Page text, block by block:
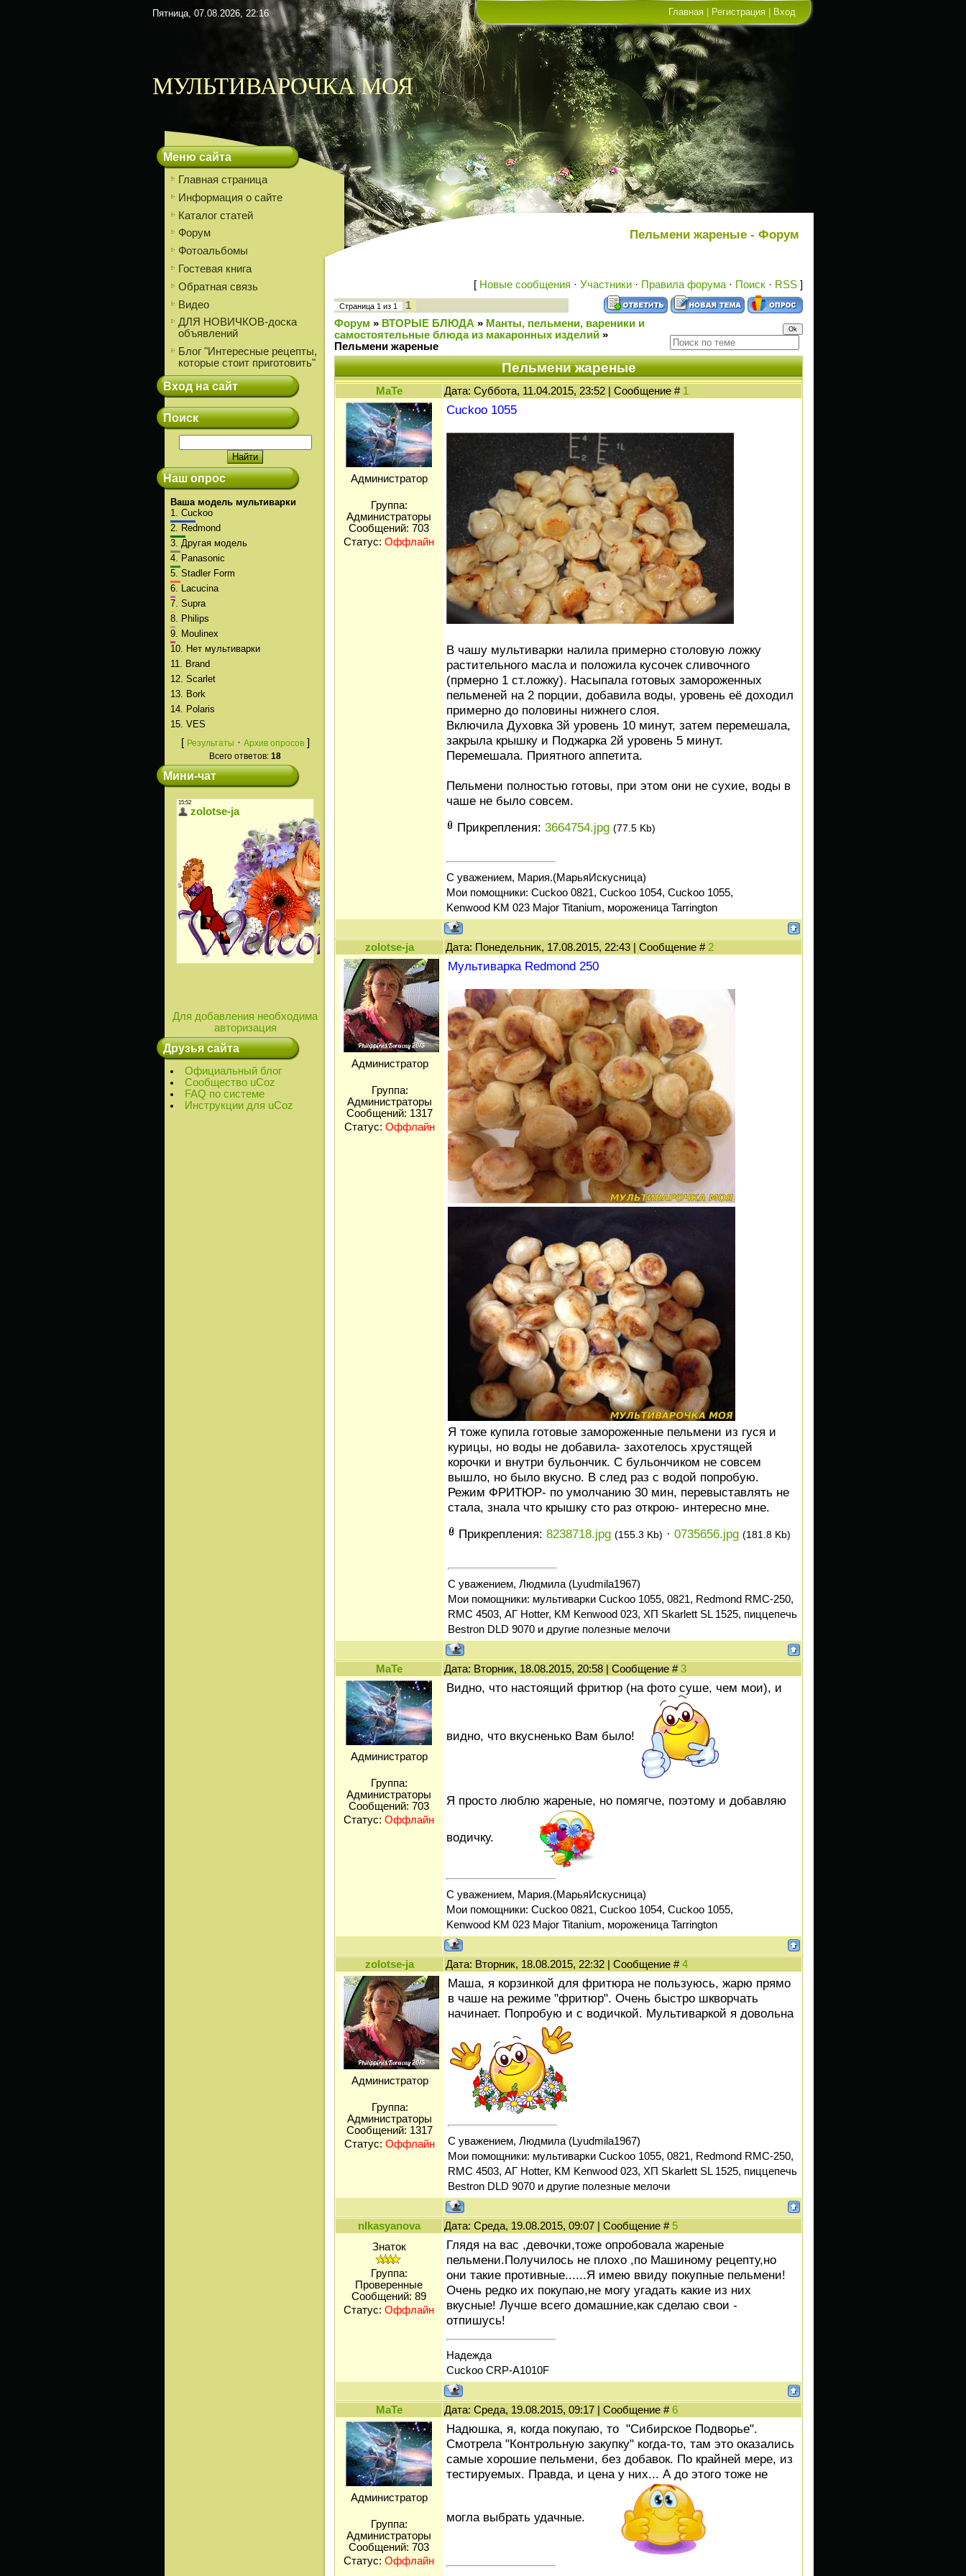
Пятница, 07.08.2026, 22:16 Главная Регистрация Вход
МУЛЬТИВАРОЧКА МОЯ
Меню сайта
Главная страница
Информация о сайте
Каталог статей
Форум
Фотоальбомы
Гостевая книга
Обратная связь
Видео
ДЛЯ НОВИЧКОВ-доска
объявлений
Блог "Интересные рецепты,
которые стоит приготовить"
Вход на сайт
Поиск
Наш опрос
Ваша модель мультиварки
1. Cuckoo
2.
Redmond
3. Другая модель
4.
Panasonic
5. Stadler Form
6.
Lacucina
7. Supra
8.
Philips
9.
Moulinex
10.
Нет мультиварки
11.
Brand
12. Scarlet
13.
Bork
14.
Polaris
15. VES
[ Результаты · Архив опросов]
Всего ответов: 18
Мини-чат
Для добавления необходима
авторизация
Друзья сайта
Официальный блог
Сообщество uCoz
FAQ по системе
Инструкции для uCoz
Пельмени жареные - Форум
[ Новые сообщения · Участники · Правила форума · Поиск · RSS ]
Страница 1 из 1
1
Форум » ВТОРЫЕ БЛЮДА » Манты, пельмени, вареники и
самостоятельные блюда из макаронных изделий »
Пельмени жареные
Пельмени жареные
МаТе Дата: Суббота, 11.04.2015, 23:52 | Сообщение # 1
Администратор
Группа:
Администраторы
Сообщений: 703
Статус: Оффлайн
Cuckoo 1055
В чашу мультиварки налила примерно столовую ложку
растительного масла и положила кусочек сливочного
(прмерно 1 ст.ложку). Насыпала готовых замороженных
пельменей на 2 порции, добавила воды, уровень её доходил
примерно до половины нижнего слоя.
Включила Духовка 3й уровень 10 минут, затем перемешала,
закрыла крышку и Поджарка 2й уровень 5 минут.
Перемешала. Приятного аппетита.
Пельмени полностью готовы, при этом они не сухие, воды в
чаше не было совсем.
Прикрепления: 3664754.jpg (77.5 Kb)
С уважением, Мария.(МарьяИскусница)
Мои помощники: Cuckoo 0821, Cuckoo 1054, Cuckoo 1055,
Kenwood KM 023 Major Titanium, мороженица Tarrington
zolotse-ja Дата: Понедельник, 17.08.2015, 22:43 | Сообщение # 2
Администратор
Группа:
Администраторы
Сообщений: 1317
Статус: Оффлайн
Мультиварка Redmond 250
Я тоже купила готовые замороженные пельмени из гуся и
курицы, но воды не добавила- захотелось хрустящей
корочки и внутри бульончик. С бульончиком не совсем
вышло, но было вкусно. В след раз с водой попробую.
Режим ФРИТЮР- по умолчанию 30 мин, перевыставлять не
стала, знала что крышку сто раз открою- интересно мне.
Прикрепления: 8238718.jpg (155.3 Kb) · 0735656.jpg (181.8 Kb)
С уважением, Людмила (Lyudmila1967)
Мои помощники: мультиварки Cuckoo 1055, 0821, Redmond RMC-250,
RMC 4503, АГ Hotter, KM Kenwood 023, ХП Skarlett SL 1525, пиццепечь
Bestron DLD 9070 и другие полезные мелочи
МаТе Дата: Вторник, 18.08.2015, 20:58 | Сообщение #3
Администратор
Группа:
Администраторы
Сообщений: 703
Статус: Оффлайн
Видно, что настоящий фритюр (на фото суше, чем мои), и
видно, что вкусненько Вам было!
Я просто люблю жареные, но помягче, поэтому и добавляю
водичку.
С уважением, Мария.(МарьяИскусница)
Мои помощники: Cuckoo 0821, Cuckoo 1054, Cuckoo 1055,
Kenwood KM 023 Major Titanium, мороженица Tarrington
zolotse-ja Дата: Вторник, 18.08.2015, 22:32 | Сообщение #4
Администратор
Группа:
Администраторы
Сообщений: 1317
Статус: Оффлайн
Маша, я корзинкой для фритюра не пользуюсь, жарю прямо
в чаше на режиме "фритюр". Очень быстро шкворчать
начинает. Попробую и с водичкой. Мультиваркой я довольна
С уважением, Людмила (Lyudmila1967)
Мои помощники: мультиварки Cuckoo 1055, 0821, Redmond RMC-250,
RMC 4503, АГ Hotter, KM Kenwood 023, ХП Skarlett SL 1525, пиццепечь
Bestron DLD 9070 и другие полезные мелочи
nlkasyanova Дата: Среда, 19.08.2015, 09:07 | Сообщение # 5
Знаток
Группа:
Проверенные
Сообщений: 89
Статус: Оффлайн
Глядя на вас ,девочки,тоже опробовала жареные
пельмени.Получилось не плохо ,по Машиному рецепту,но
они такие противные......Я имею ввиду покупные пельмени!
Очень редко их покупаю,не могу угадать какие из них
вкусные! Лучше всего домашние,как сделаю свои -
отпишусь!
Надежда
Cuckoo CRP-A1010F
МаТе Дата: Среда, 19.08.2015, 09:17 | Сообщение #6
Администратор
Группа:
Администраторы
Сообщений: 703
Статус: Оффлайн
Надюшка, я, когда покупаю, то "Сибирское Подворье".
Смотрела "Контрольную закупку" когда-то, там это оказались
самые хорошие пельмени, без добавок. По крайней мере, из
тестируемых. Правда, и цена у них... А до этого тоже не
могла выбрать удачные.